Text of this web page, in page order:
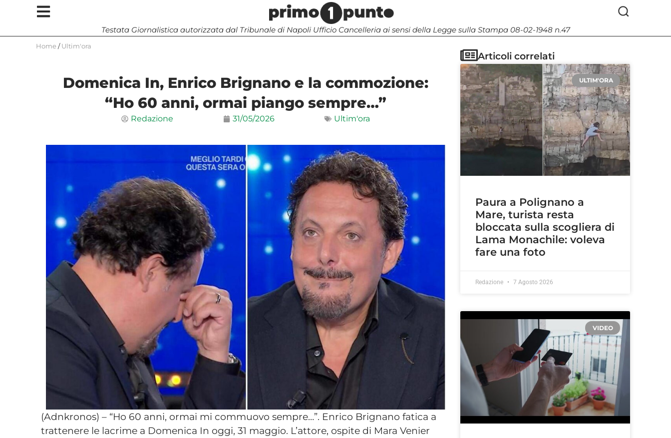
Testata Giornalistica autorizzata dal Tribunale di Napoli Ufficio Cancelleria ai sensi della Legge sulla Stampa 08-02-1948 n.47
Home / Ultim'ora
Domenica In, Enrico Brignano e la commozione:
“Ho 60 anni, ormai piango sempre…”
Redazione 31/05/2026 Ultim'ora
(Adnkronos) – “Ho 60 anni, ormai mi commuovo sempre…”. Enrico Brignano fatica a
trattenere le lacrime a Domenica In oggi, 31 maggio. L’attore, ospite di Mara Venier
Articoli correlati
ULTIM'ORA
Paura a Polignano a
Mare, turista resta
bloccata sulla scogliera di
Lama Monachile: voleva
fare una foto
Redazione 7 Agosto 2026
VIDEO